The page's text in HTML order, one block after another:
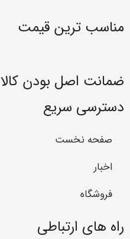
مناسب ترین قیمت
ضمانت اصل بودن کالا
دسترسی سریع
صفحه نخست
اخبار
فروشگاه
راه های ارتباطی